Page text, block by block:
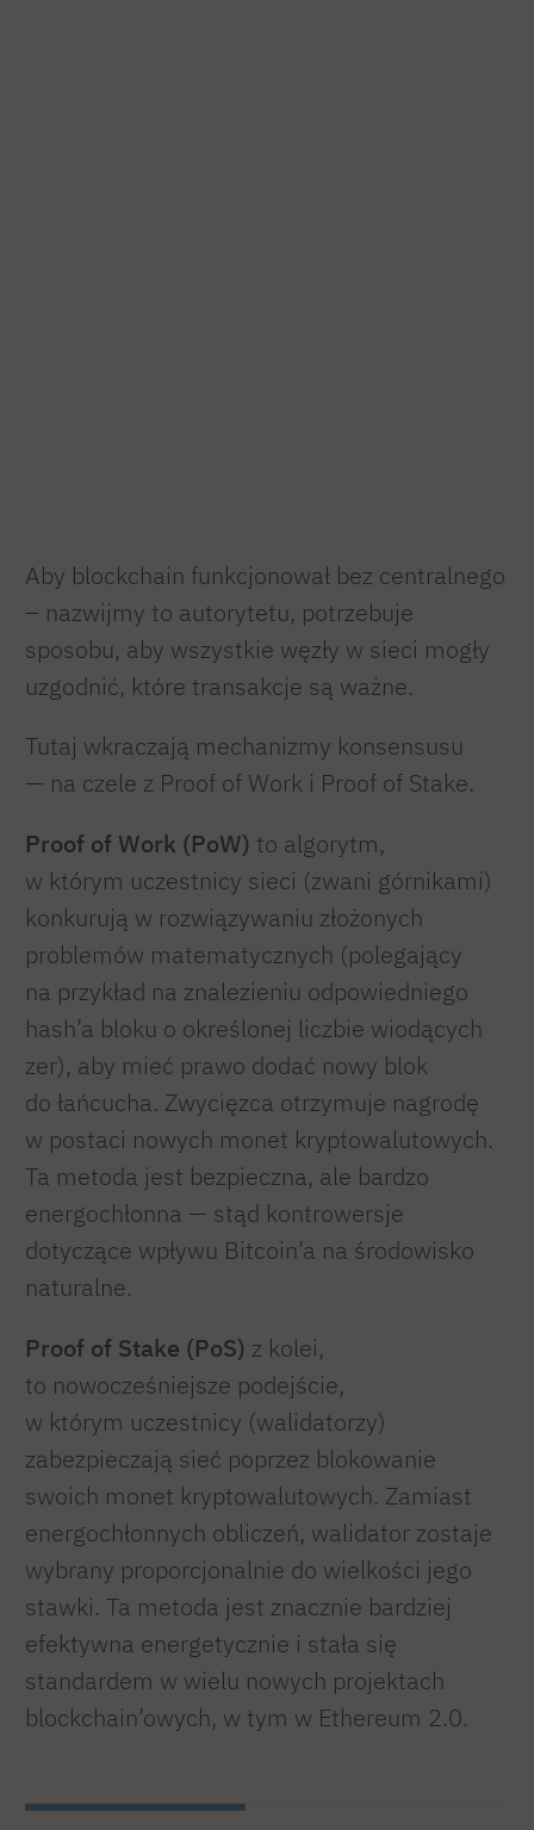
Aby blockchain funkcjonował bez centralnego
– nazwijmy to autorytetu, potrzebuje
sposobu, aby wszystkie węzły w sieci mogły
uzgodnić, które transakcje są ważne.
Tutaj wkraczają mechanizmy konsensusu
— na czele z Proof of Work i Proof of Stake.
Proof of Work (PoW) to algorytm,
w którym uczestnicy sieci (zwani górnikami)
konkurują w rozwiązywaniu złożonych
problemów matematycznych (polegający
na przykład na znalezieniu odpowiedniego
hash’a bloku o określonej liczbie wiodących
zer), aby mieć prawo dodać nowy blok
do łańcucha. Zwycięzca otrzymuje nagrodę
w postaci nowych monet kryptowalutowych.
Ta metoda jest bezpieczna, ale bardzo
energochłonna — stąd kontrowersje
dotyczące wpływu Bitcoin’a na środowisko
naturalne.
Proof of Stake (PoS) z kolei,
to nowocześniejsze podejście,
w którym uczestnicy (walidatorzy)
zabezpieczają sieć poprzez blokowanie
swoich monet kryptowalutowych. Zamiast
energochłonnych obliczeń, walidator zostaje
wybrany proporcjonalnie do wielkości jego
stawki. Ta metoda jest znacznie bardziej
efektywna energetycznie i stała się
standardem w wielu nowych projektach
blockchain’owych, w tym w Ethereum 2.0.